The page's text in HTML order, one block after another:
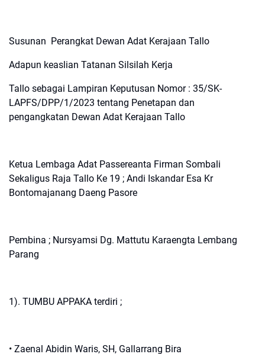
Susunan Perangkat Dewan Adat Kerajaan Tallo
Adapun keaslian Tatanan Silsilah Kerja
Tallo sebagai Lampiran Keputusan Nomor : 35/SK-
LAPFS/DPP/1/2023 tentang Penetapan dan
pengangkatan Dewan Adat Kerajaan Tallo
Ketua Lembaga Adat Passereanta Firman Sombali
Sekaligus Raja Tallo Ke 19 ; Andi Iskandar Esa Kr
Bontomajanang Daeng Pasore
Pembina ; Nursyamsi Dg. Mattutu Karaengta Lembang
Parang
1). TUMBU APPAKA terdiri ;
• Zaenal Abidin Waris, SH, Gallarrang Bira